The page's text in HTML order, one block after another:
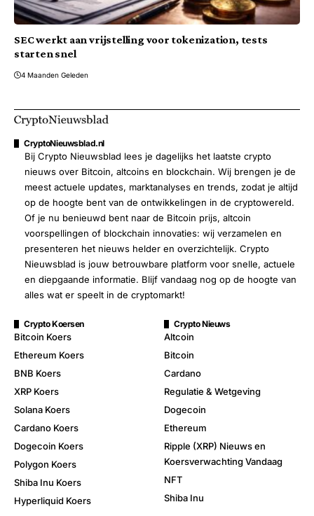
SEC werkt aan vrijstelling voor tokenization, tests
starten snel
4 Maanden Geleden
CryptoNieuwsblad.nl
Bij Crypto Nieuwsblad lees je dagelijks het laatste crypto
nieuws over Bitcoin, altcoins en blockchain. Wij brengen je de
meest actuele updates, marktanalyses en trends, zodat je altijd
op de hoogte bent van de ontwikkelingen in de cryptowereld.
Of je nu benieuwd bent naar de Bitcoin prijs, altcoin
voorspellingen of blockchain innovaties: wij verzamelen en
presenteren het nieuws helder en overzichtelijk. Crypto
Nieuwsblad is jouw betrouwbare platform voor snelle, actuele
en diepgaande informatie. Blijf vandaag nog op de hoogte van
alles wat er speelt in de cryptomarkt!
Crypto Koersen
Bitcoin Koers
Ethereum Koers
BNB Koers
XRP Koers
Solana Koers
Cardano Koers
Dogecoin Koers
Polygon Koers
Shiba Inu Koers
Hyperliquid Koers
Crypto Nieuws
Altcoin
Bitcoin
Cardano
Regulatie & Wetgeving
Dogecoin
Ethereum
Ripple (XRP) Nieuws en
Koersverwachting Vandaag
NFT
Shiba Inu